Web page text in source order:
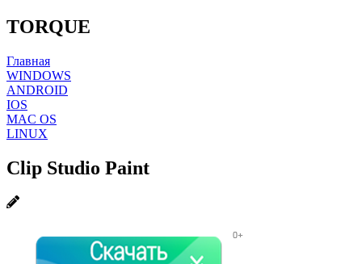
TORQUE
Главная
WINDOWS
ANDROID
IOS
MAC OS
LINUX
Clip Studio Paint